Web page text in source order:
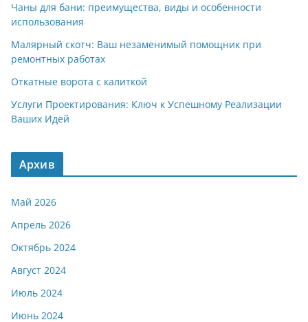
Чаны для бани: преимущества, виды и особенности
использования
Малярный скотч: Ваш незаменимый помощник при
ремонтных работах
Откатные ворота с калиткой
Услуги Проектирования: Ключ к Успешному Реализации
Ваших Идей
Архив
Май 2026
Апрель 2026
Октябрь 2024
Август 2024
Июль 2024
Июнь 2024